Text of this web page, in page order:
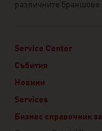
различните браншове.
Service Center
Събития
Новини
Services
Бизнес справочник